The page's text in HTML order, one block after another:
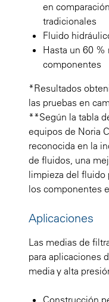
en
tradicionales
Fluido
Hasta un 60 %
componentes
*Resultados
las pruebas en
**Según la tabla
equipos de Noria
reconocida en la
de fluidos, una
limpieza del fluido
los componentes
Aplicaciones
Las medias de
para aplicaciones
media y alta
Construcción